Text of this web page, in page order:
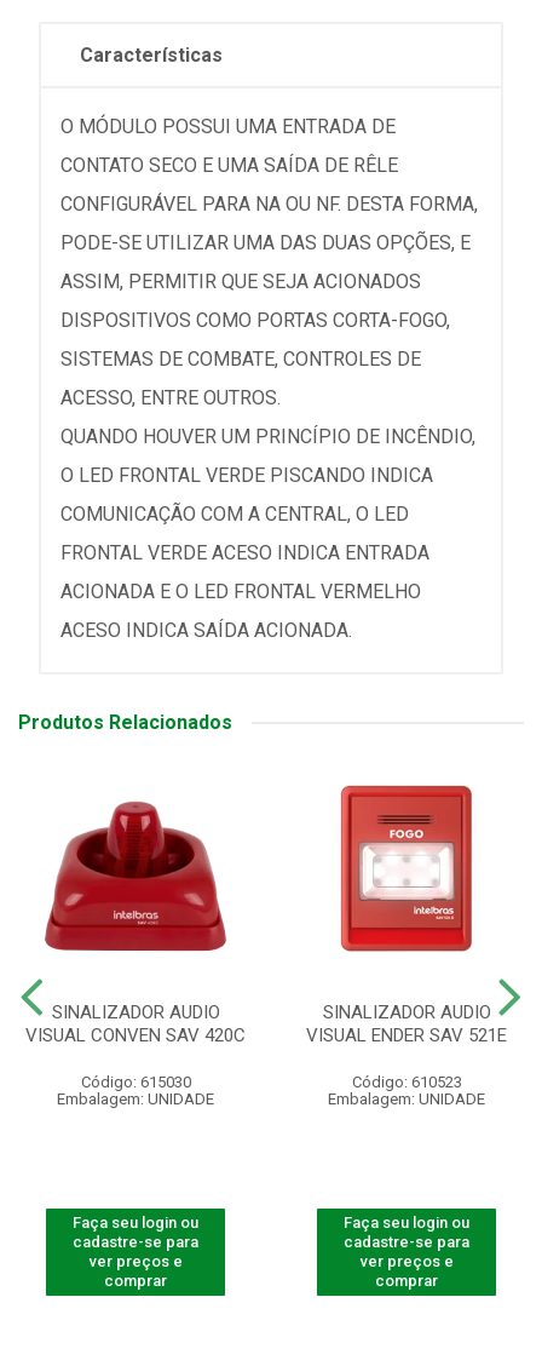
Características
O MÓDULO POSSUI UMA ENTRADA DE
CONTATO SECO E UMA SAÍDA DE RÊLE
CONFIGURÁVEL PARA NA OU NF. DESTA FORMA,
PODE-SE UTILIZAR UMA DAS DUAS OPÇÕES, E
ASSIM, PERMITIR QUE SEJA ACIONADOS
DISPOSITIVOS COMO PORTAS CORTA-FOGO,
SISTEMAS DE COMBATE, CONTROLES DE
ACESSO, ENTRE OUTROS.
QUANDO HOUVER UM PRINCÍPIO DE INCÊNDIO,
O LED FRONTAL VERDE PISCANDO INDICA
COMUNICAÇÃO COM A CENTRAL, O LED
FRONTAL VERDE ACESO INDICA ENTRADA
ACIONADA E O LED FRONTAL VERMELHO
ACESO INDICA SAÍDA ACIONADA.
Produtos Relacionados
SINALIZADOR AUDIO
VISUAL CONVEN SAV 420C
Código: 615030
Embalagem: UNIDADE
Faça seu login ou
cadastre-se para
ver preços e
comprar
SINALIZADOR AUDIO
VISUAL ENDER SAV 521E
Código: 610523
Embalagem: UNIDADE
Faça seu login ou
cadastre-se para
ver preços e
comprar